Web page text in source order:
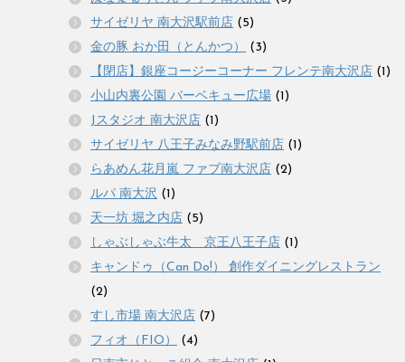
サイゼリヤ 南大沢駅前店 (5)
金の豚 おか田（とんかつ）
(3)
【閉店】銀座コージーコーナー フレンテ南大沢店 (1)
小山内裏公園 バーベキュー広場 (1)
Jスタジオ 南大沢店 (1)
サイゼリヤ 八王子みなみ野駅前店 (1)
らあめん花月嵐 ファブ南大沢店 (2)
ルパ 南大沢 (1)
天一坊 堀之内店 (5)
しゃぶしゃぶ牛太 京王八王子店 (1)
キャンドゥ（Can Do!） 創作ダイニングレストラン
(2)
すし市場 南大沢店 (7)
フィオ（FIO）
(4)